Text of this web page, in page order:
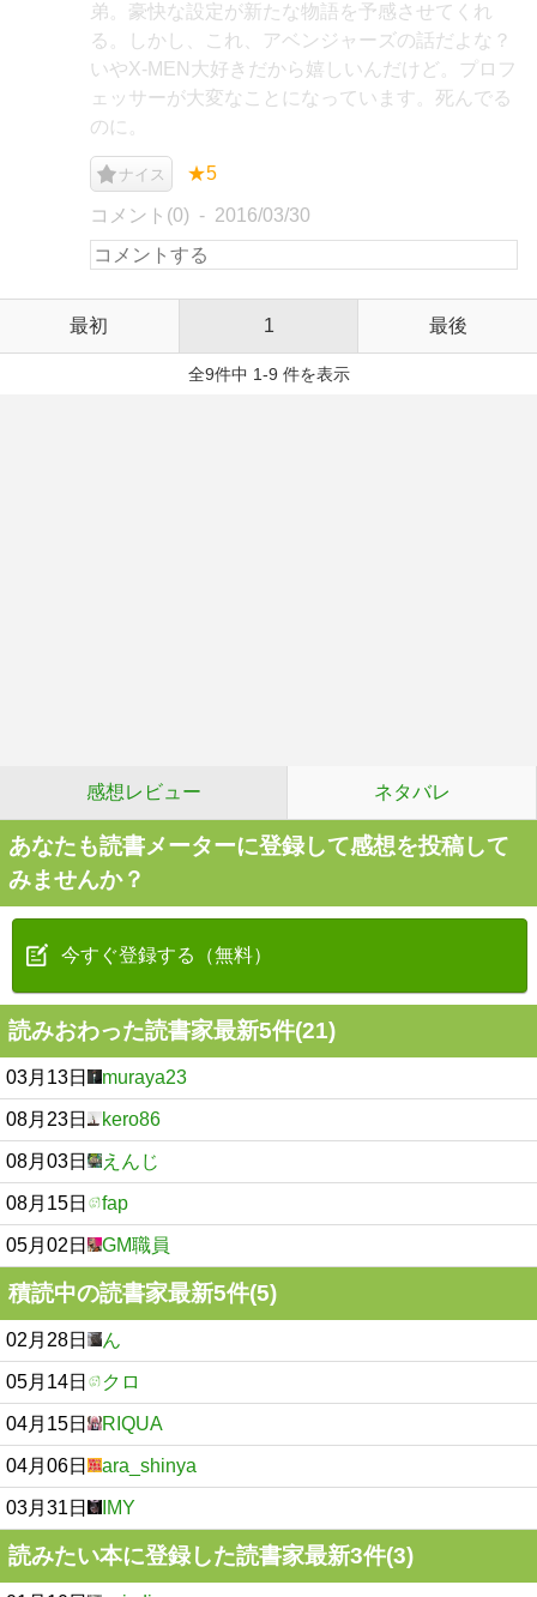
弟。豪快な設定が新たな物語を予感させてくれ
る。しかし、これ、アベンジャーズの話だよな？
いやX-MEN大好きだから嬉しいんだけど。プロフ
ェッサーが大変なことになっています。死んでる
のに。
ナイス ★5
コメント(0) 2016/03/30
最初 1 最後
全9件中 1-9 件を表示
感想レビュー ネタバレ
あなたも読書メーターに登録して感想を投稿して
みませんか？
今すぐ登録する（無料）
読みおわった読書家最新5件(21)
03月13日 muraya23
08月23日 kero86
08月03日 えんじ
08月15日 fap
05月02日 GM職員
積読中の読書家最新5件(5)
02月28日 ん
05月14日 クロ
04月15日 RIQUA
04月06日 ara_shinya
03月31日 IMY
読みたい本に登録した読書家最新3件(3)